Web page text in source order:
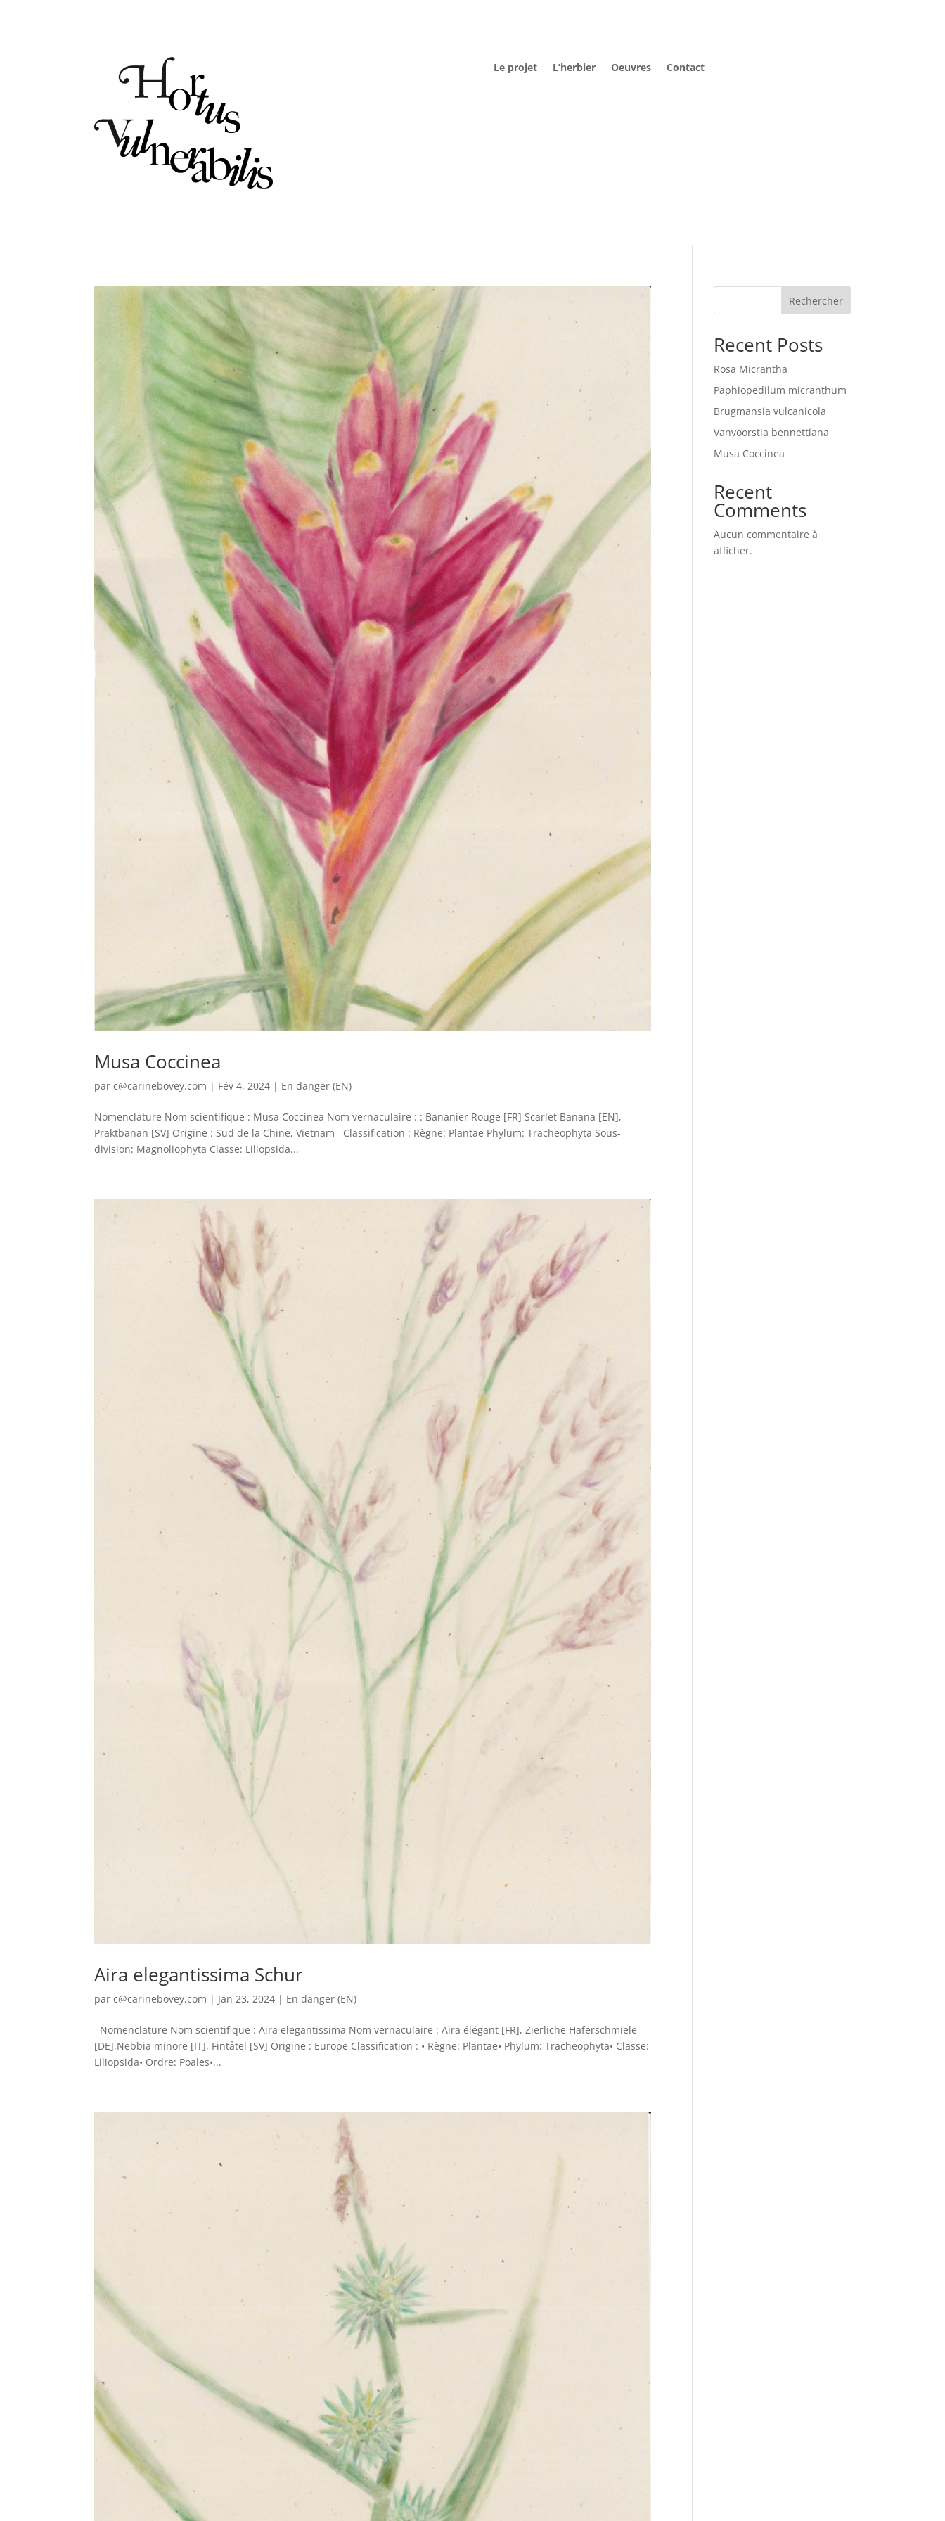
Le projet L’herbier Oeuvres Contact
Musa Coccinea
parc@carinebovey.com | Fév 4, 2024 | En danger (EN)
Nomenclature Nom scientifique : Musa Coccinea Nom vernaculaire : : Bananier Rouge [FR] Scarlet Banana [EN],
Praktbanan [SV] Origine : Sud de la Chine, Vietnam Classification : Règne: Plantae Phylum: Tracheophyta Sous-
division: Magnoliophyta Classe: Liliopsida...
Aira elegantissima Schur
parc@carinebovey.com | Jan 23, 2024 | En danger (EN)
Nomenclature Nom scientifique : Aira elegantissima Nom vernaculaire : Aïra élégant [FR], Zierliche Haferschmiele
[DE],Nebbia minore [IT], Fintåtel [SV] Origine : Europe Classification : • Règne: Plantae• Phylum: Tracheophyta• Classe:
Liliopsida• Ordre: Poales•...
Rechercher
Recent Posts
Rosa Micrantha
Paphiopedilum micranthum
Brugmansia vulcanicola
Vanvoorstia bennettiana
Musa Coccinea
Recent
Comments
Aucun commentaire à
afficher.